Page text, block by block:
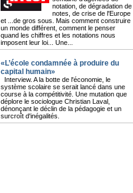
notation, de dégradation de
notes, de crise de l'Europe
et ...de gros sous. Mais comment construire
un monde différent, comment le penser
quand les chiffres et les notations nous
imposent leur loi... Une...
«L’école condamnée à produire du
capital humain»
Interview. A la botte de l'économie, le
système scolaire se serait lancé dans une
course à la compétitivité. Une mutation que
déplore le sociologue Christian Laval,
dénonçant le déclin de la pédagogie et un
surcroît d'inégalités.